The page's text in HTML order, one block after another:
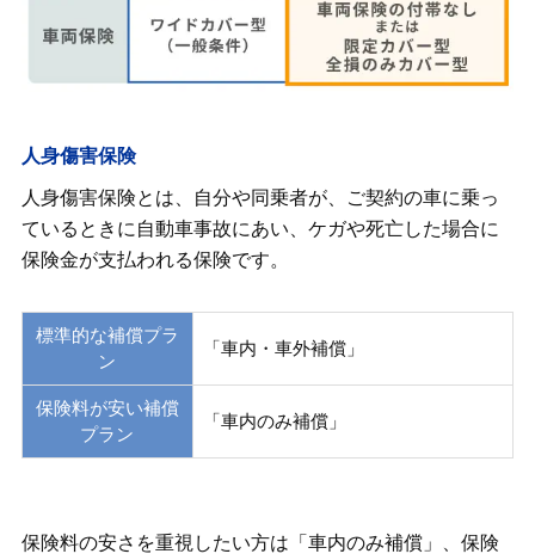
人身傷害保険
人身傷害保険とは、自分や同乗者が、ご契約の車に乗っ
ているときに自動車事故にあい、ケガや死亡した場合に
保険金が支払われる保険です。
標準的な補償プラ
ン
「車内・車外補償」
保険料が安い補償
プラン
「車内のみ補償」
保険料の安さを重視したい方は「車内のみ補償」、保険